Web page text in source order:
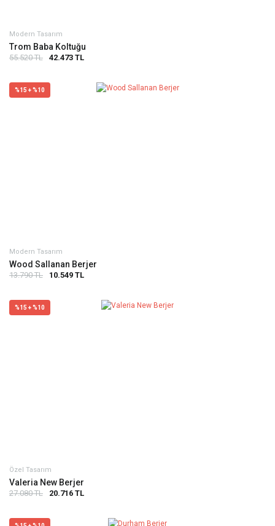
Modern Tasarım
Trom Baba Koltuğu
55.520 TL 42.473 TL
%15 + %10
Modern Tasarım
Wood Sallanan Berjer
13.790 TL 10.549 TL
%15 + %10
Özel Tasarım
Valeria New Berjer
27.080 TL 20.716 TL